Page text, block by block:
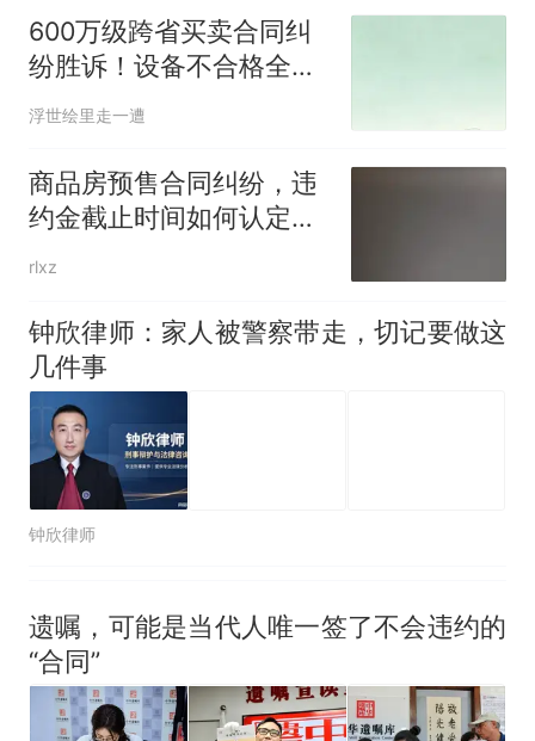
因老师一句“跟我回家”改写了
人生
600万级跨省买卖合同纠
纷胜诉！设备不合格全额
退款赔付成标杆
浮世绘里走一遭
商品房预售合同纠纷，违
约金截止时间如何认定成
关键
rlxz
钟欣律师：家人被警察带走，切记要做这
几件事
钟欣律师
遗嘱，可能是当代人唯一签了不会违约的
“合同”